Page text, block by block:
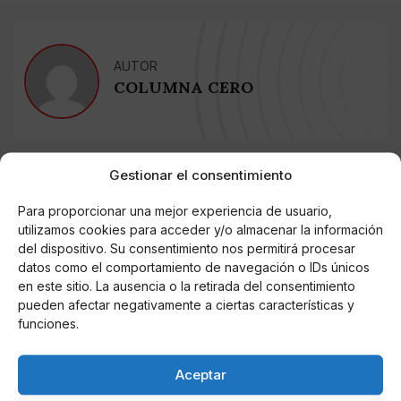
Gestionar el consentimiento
Para proporcionar una mejor experiencia de usuario,
utilizamos cookies para acceder y/o almacenar la información
del dispositivo. Su consentimiento nos permitirá procesar
datos como el comportamiento de navegación o IDs únicos
en este sitio. La ausencia o la retirada del consentimiento
pueden afectar negativamente a ciertas características y
funciones.
Aceptar
AUTOR
COLUMNA CERO
Noticias relacionadas
Mejores Cripto Casinos Online en
Colombia 2025: Bitcoin Casinos
Online Casino
Mejores Casinos Online con Bitcoin y
Criptomonedas en Argentina 2025
Mejores casinos online con
criptomonedas y Bitcoin en México 2025